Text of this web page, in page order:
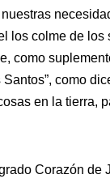
los colme de
como
como
en la tierra,
Corazón de